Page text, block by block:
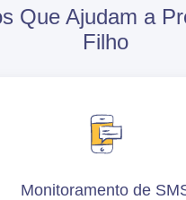
Que Ajudam a
Filho
Monitoramento de